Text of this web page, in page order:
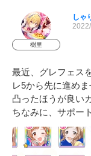
樹里
しゃ
最近、グレフェス
レ5から先に進めま
凸ったほうが良い
ちなみに、サポー